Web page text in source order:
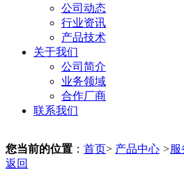
公司动态
行业资讯
产品技术
关于我们
公司简介
业务领域
合作厂商
联系我们
您当前的位置 ： 首页> 产品中心 >
返回